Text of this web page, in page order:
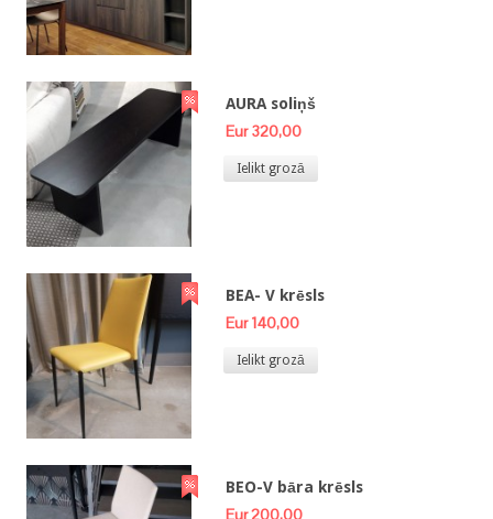
AURA soliņš
Eur 320,00
Ielikt grozā
BEA- V krēsls
Eur 140,00
Ielikt grozā
BEO-V bāra krēsls
Eur 200,00